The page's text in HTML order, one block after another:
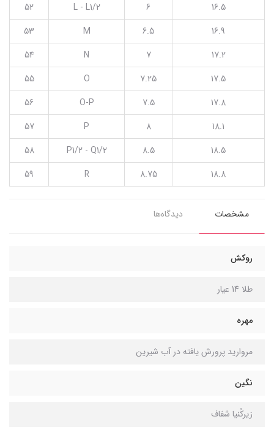
16.5
6
L - L1/2
52
16.9
6.5
M
53
17.2
7
N
54
17.5
7.25
O
55
17.8
7.5
O-P
56
18.1
8
P
57
18.5
8.5
P1/2 - Q1/2
58
18.8
8.75
R
59
مشخصات دیدگاه‌ها
روکش
طلا 14 عیار
مهره
مروارید پرورش یافته در آب شیرین
نگین
زیرکُنیا شفاف